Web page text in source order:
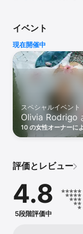
ユニークな、カスタマ
ゼットに仲間入りさせ
品、オーダーメイドの
造力を発揮するのに役
の中から探してみるの
また、結婚式や記念日
近に控えている人には
トが見つかる Etsy が
iPhone や iPad に Etsy
•お気に入りの商品や
をさらに詳しく見るの
•お気に入りのショッ
セールになったりした
品や限定品を見逃す心
•ショップオーナーと
イベント
現在開催中
スペシャルイベント
Olivia Rodrigo
10 の女性オーナーに
ザインされた、
評価とレビュー
4.8
5段階評価中